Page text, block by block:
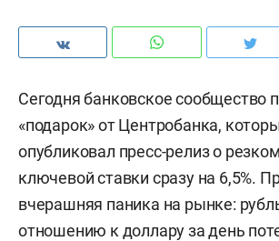
Сегодня банковское сообщество
«подарок» от Центробанка,
опубликовал пресс-релиз о
ключевой ставки сразу на 6,5%.
вчерашняя паника на рынке:
отношению к доллару за день